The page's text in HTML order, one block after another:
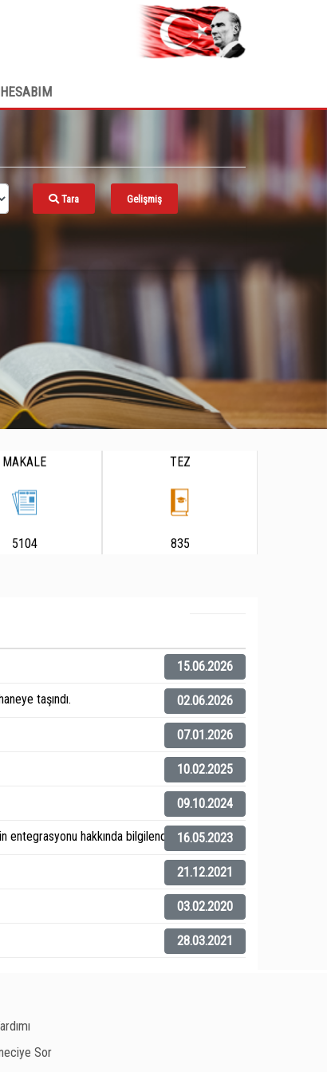
HESABIM
Tara Gelişmiş
MAKALE
5104
TEZ
835
15.06.2026
taşındı. 02.06.2026
07.01.2026
10.02.2025
09.10.2024
entegrasyonu hakkında bilgilendirme).16.05.2023
21.12.2021
03.02.2020
28.03.2021
Sor